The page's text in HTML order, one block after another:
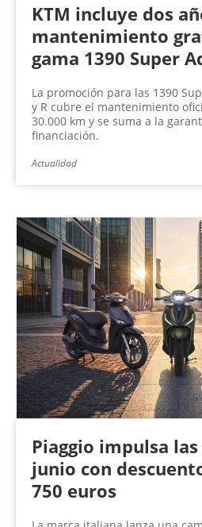
KTM incluye dos
mantenimiento
gama 1390 Super
La promoción para las 1390
y R cubre el mantenimiento
30.000 km y se suma a la
financiación.
Actualidad
Piaggio impulsa
junio con
750 euros